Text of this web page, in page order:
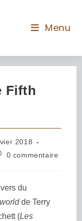
Menu
Fifth
2018
0 commentaire
du
de Terry
(Les